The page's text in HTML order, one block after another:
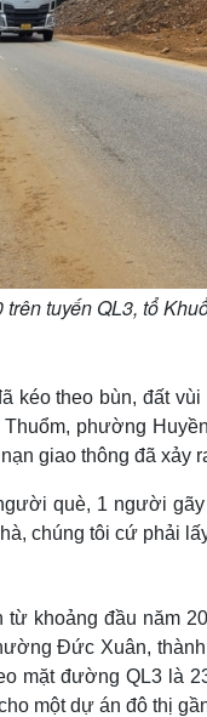
tuyến QL3, tổ
kéo theo bùn, đất
phường
giao thông đã xảy
què, 1 người
chúng tôi cứ phải
khoảng đầu năm
Đức Xuân,
mặt đường QL3 là
một dự án đô thị